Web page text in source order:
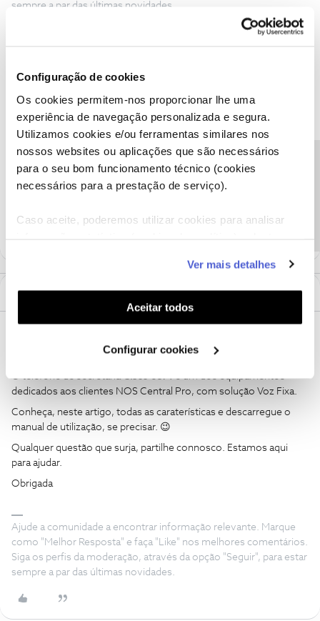
Configuração de cookies
Os cookies permitem-nos proporcionar lhe uma
experiência de navegação personalizada e segura.
Utilizamos cookies e/ou ferramentas similares nos
nossos websites ou aplicações que são necessários
para o seu bom funcionamento técnico (cookies
necessários para a prestação de serviço).
Caso aceite, poderemos utilizar cookies para analisar
funcionalidades (cookies de personalização e
funcionalidade) e adaptar anúncios aos seus interesses
(cookies de publicidade personalizada). Pode gerir a
utilização dos cookies clicando em "Configurar
Ver mais detalhes
Aceitar todos
Configurar cookies
sempre a par das últimas novidades.
Voz Fixa NOS Central Pro Equipamentos NOS Central Pro
Telefone de Secretária Cisco 6871 Cisco 6871
Telefone de Secretária
Telefone Secretária NOS Central Pro
1 pessoa gostou
1 Comentário
O telefone de secretáriaCisco 6871é um dos equipamentos
dedicados aos clientes NOS Central Pro, com solução Voz Fixa.
Conheça, neste artigo, todas as caraterísticas e descarregue o
manual de utilização, se precisar. 😉
Qualquer questão que surja, partilhe connosco. Estamos aqui
para ajudar.
Obrigada
Ajude a comunidade a encontrar informação relevante. Marque
como "Melhor Resposta" e faça "Like" nos melhores comentários.
Siga os perfis da moderação, através da opção "Seguir", para estar
sempre a par das últimas novidades.